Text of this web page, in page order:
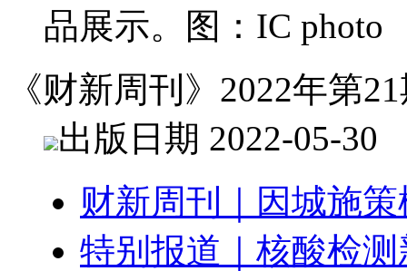
品展示。图：IC photo
《财新周刊》2022年第
出版日期 2022-05-30
财新周刊｜因城施
特别报道｜核酸检